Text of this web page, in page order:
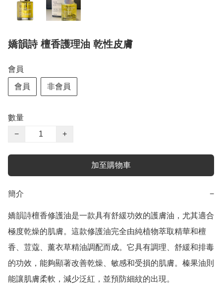
嬌韻詩 檀香護理油 乾性皮膚
會員
會員 非會員
數量
−
+
加至購物車
簡介 −
嬌韻詩檀香修護油是一款具有舒緩功效的護膚油，尤其適合
極度乾燥的肌膚。這款修護油完全由純植物萃取精華和檀
香、荳蔻、薰衣草精油調配而成。它具有調理、舒緩和排毒
的功效，能夠顯著改善乾燥、敏感和受損的肌膚。榛果油則
能讓肌膚柔軟，減少泛紅，並預防細紋的出現。